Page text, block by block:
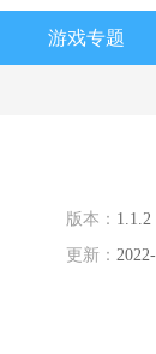
游戏专题
版本： 1.1.2
更新：